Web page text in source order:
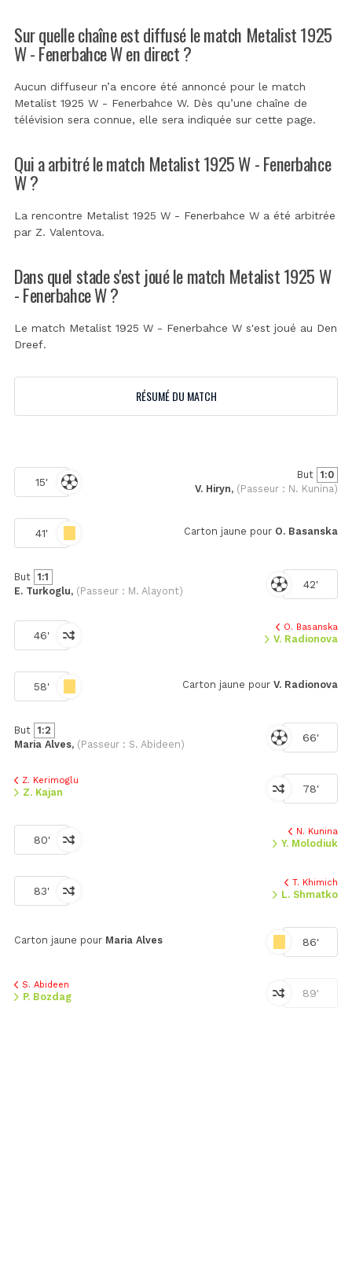
Sur quelle chaîne est diffusé le match Metalist 1925
W - Fenerbahce W en direct ?
Aucun diffuseur n’a encore été annoncé pour le match
Metalist 1925 W - Fenerbahce W. Dès qu’une chaîne de
télévision sera connue, elle sera indiquée sur cette page.
Qui a arbitré le match Metalist 1925 W - Fenerbahce
W ?
La rencontre Metalist 1925 W - Fenerbahce W a été arbitrée
par Z. Valentova.
Dans quel stade s'est joué le match Metalist 1925 W
- Fenerbahce W ?
Le match Metalist 1925 W - Fenerbahce W s'est joué au Den
Dreef.
RÉSUMÉ DU MATCH
15'
But 1:0
V. Hiryn, (Passeur : N. Kunina)
41' Carton jaune pour O. Basanska
42'
But 1:1
E. Turkoglu, (Passeur : M. Alayont)
46'
O. Basanska
V. Radionova
58' Carton jaune pour V. Radionova
66'
But 1:2
Maria Alves, (Passeur : S. Abideen)
78'
Z. Kerimoglu
Z. Kajan
80'
N. Kunina
Y. Molodiuk
83'
T. Khimich
L. Shmatko
86'
Carton jaune pour Maria Alves
89'
S. Abideen
P. Bozdag